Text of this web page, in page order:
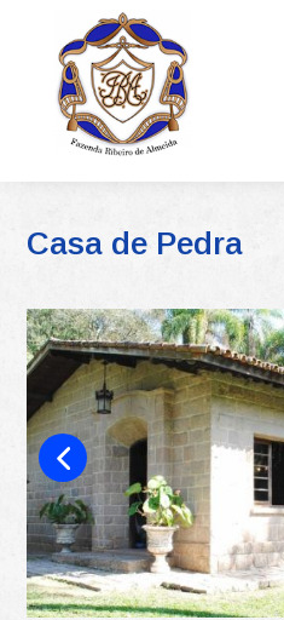
Casa de Pedra